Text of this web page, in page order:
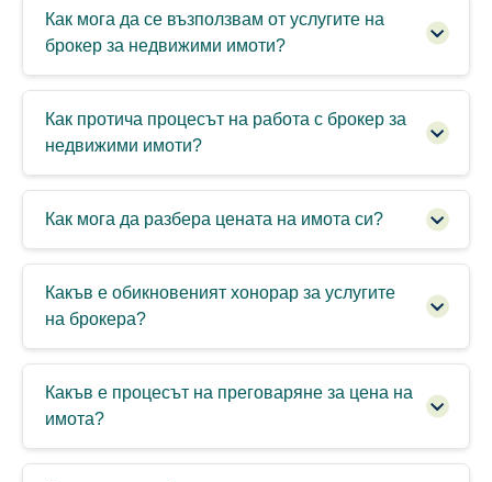
Как мога да се възползвам от услугите на
брокер за недвижими имоти?
Как протича процесът на работа с брокер за
недвижими имоти?
Как мога да разбера цената на имота си?
Какъв е обикновеният хонорар за услугите
на брокера?
Какъв е процесът на преговаряне за цена на
имота?